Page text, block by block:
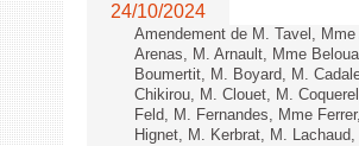
24/10/2024
Amendement de M. Tavel,
Arenas, M. Arnault, Mme
Boumertit, M. Boyard, M.
Chikirou, M. Clouet, M.
Feld, M. Fernandes, Mme
Hignet, M. Kerbrat, M.